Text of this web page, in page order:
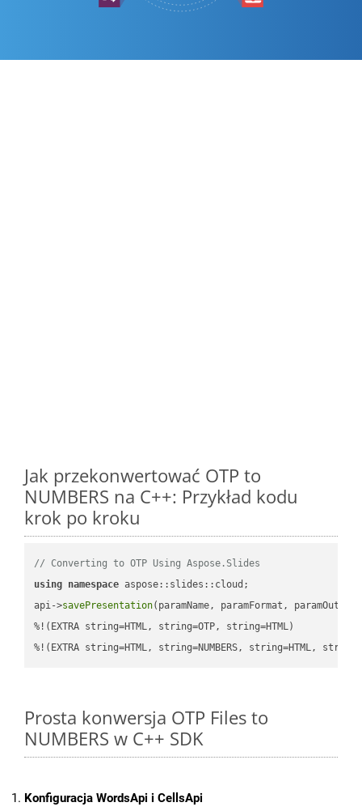
Jak przekonwertować OTP to
NUMBERS na C++: Przykład kodu
krok po kroku
// Converting to OTP Using Aspose.Slides
using namespace aspose::slides::cloud;
api->savePresentation(paramName, paramFormat,
%!(EXTRA string=HTML, string=OTP, string=HTML)
%!(EXTRA string=HTML, string=NUMBERS, string=HTML,
Prosta konwersja OTP Files to
NUMBERS w C++ SDK
Konfiguracja WordsApi i CellsApi